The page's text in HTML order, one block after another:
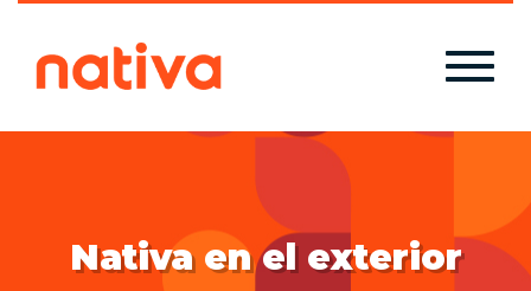
Nativa en el exterior